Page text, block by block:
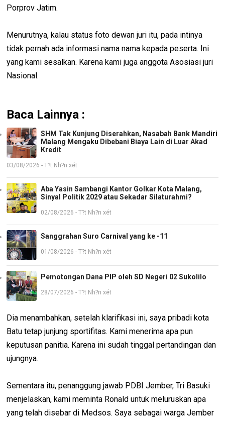
Porprov Jatim.
Menurutnya, kalau status foto dewan juri itu, pada intinya
tidak pernah ada informasi nama nama kepada peserta. Ini
yang kami sesalkan. Karena kami juga anggota Asosiasi juri
Nasional.
Baca Lainnya :
SHM Tak Kunjung Diserahkan, Nasabah Bank Mandiri
Malang Mengaku Dibebani Biaya Lain di Luar Akad
Kredit
03/08/2026 - T?t Nh?n xét
Aba Yasin Sambangi Kantor Golkar Kota Malang,
Sinyal Politik 2029 atau Sekadar Silaturahmi?
02/08/2026 - T?t Nh?n xét
Sanggrahan Suro Carnival yang ke -11
01/08/2026 - T?t Nh?n xét
Pemotongan Dana PIP oleh SD Negeri 02 Sukolilo
28/07/2026 - T?t Nh?n xét
Dia menambahkan, setelah klarifikasi ini, saya pribadi kota
Batu tetap junjung sportifitas. Kami menerima apa pun
keputusan panitia. Karena ini sudah tinggal pertandingan dan
ujungnya.
Sementara itu, penanggung jawab PDBI Jember, Tri Basuki
menjelaskan, kami meminta Ronald untuk meluruskan apa
yang telah disebar di Medsos. Saya sebagai warga Jember